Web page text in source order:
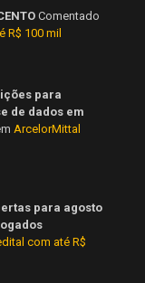
Comentado
R$ 100 mil
para
de dados em
ArcelorMittal
para agosto
com até R$